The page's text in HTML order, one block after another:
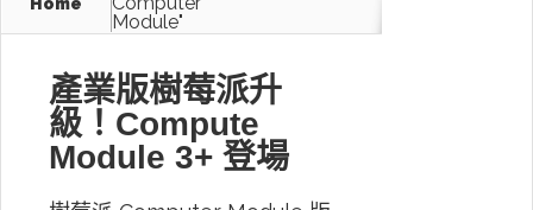
Module"
產業版樹莓派升
級！Compute
Module 3+ 登場